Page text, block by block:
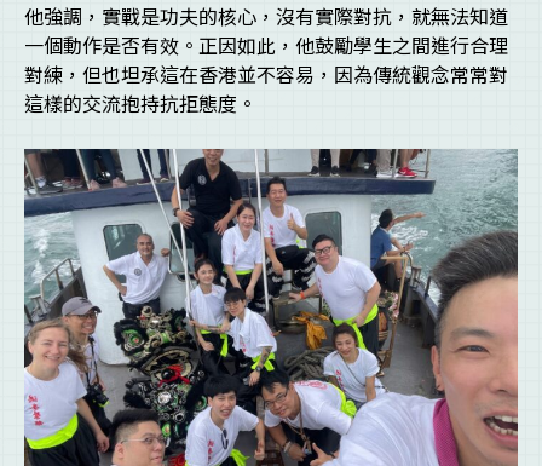
他強調，實戰是功夫的核心，沒有實際對抗，就無法知道
一個動作是否有效。正因如此，他鼓勵學生之間進行合理
對練，但也坦承這在香港並不容易，因為傳統觀念常常對
這樣的交流抱持抗拒態度。